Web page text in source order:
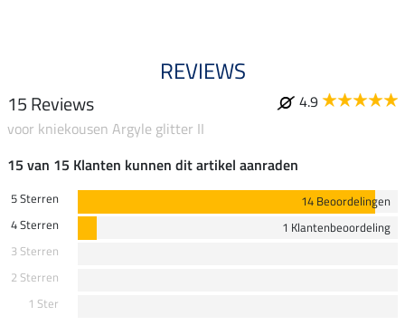
REVIEWS
15 Reviews
4.9
voor kniekousen Argyle glitter II
15 van 15 Klanten kunnen dit artikel aanraden
5 Sterren
14 Beoordelingen
4 Sterren
1 Klantenbeoordeling
3 Sterren
2 Sterren
1 Ster